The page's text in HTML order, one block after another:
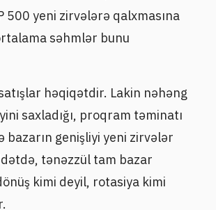
500 yeni zirvələrə qalxmasına
səhmlər bunu
həqiqətdir. Lakin nəhəng
saxladığı, proqram təminatı
bazarın genişliyi yeni zirvələr
tənəzzül tam bazar
kimi deyil, rotasiya kimi